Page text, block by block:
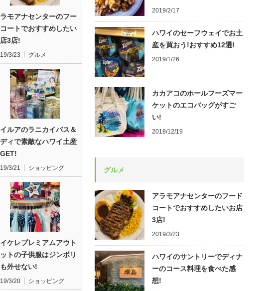
モアナセンターのフー
コートでおすすめしたい
3店!
3/23 グルメ
ルアのラニカイバス＆
ィで素敵なハワイ土産
3/21 ショッピング
ケレプレミアムアウト
トの子供服はジンボリ
外せない!
3/20 ショッピング
2019/2/17
ハワイのセーフウェイでお土
産を買おう!おすすめ12選!
2019/1/26
カカアコのホールフーズマー
ケットのエコバッグがすご
い!
2018/12/19
グルメ
アラモアナセンターのフード
コートでおすすめしたいお店
3店!
2019/3/23
ハワイのサントリーでディナ
ーのコース料理を食べた感
想!